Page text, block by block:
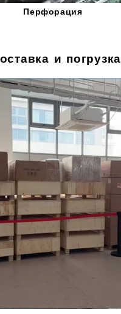
Перфорация
и погрузка